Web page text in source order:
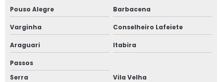
Pouso Alegre Barbacena
Varginha Conselheiro Lafeiete
Araguari Itabira
Passos
Serra
Vila Velha